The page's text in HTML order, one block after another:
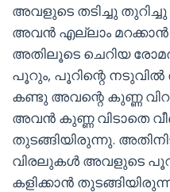
അവളുടെ തടിച്ചു
അവൻ എല്ലാം
അതിലൂടെ ചെറിയ
പൂറും, പൂറിന്റെ നടുവിൽ
കണ്ടു അവന്റെ കുണ്ണ
അവൻ കുണ്ണ വിടാതെ
തുടങ്ങിയിരുന്നു.
വിരലുകൾ അവളുടെ
കളിക്കാൻ